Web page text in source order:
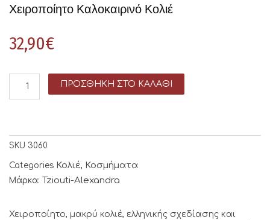
Χειροποίητο Καλοκαιρινό Κολιέ
32,90€
ΠΡΟΣΘΉΚΗ ΣΤΟ ΚΑΛΆΘΙ
SKU 3060
Categories Κολιέ, Κοσμήματα
Μάρκα: Tziouti-Alexandra
Χειροποίητο, μακρύ κολιέ, ελληνικής σχεδίασης και